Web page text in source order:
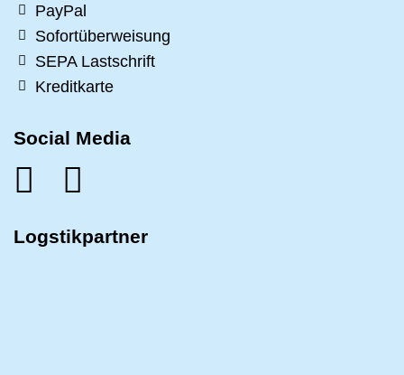
PayPal
Sofortüberweisung
SEPA Lastschrift
Kreditkarte
Social Media
Logstikpartner